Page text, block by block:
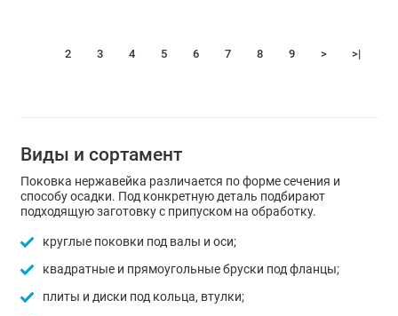
2 3 4 5 6 7 8 9 > >|
Виды и сортамент
Поковка нержавейка различается по форме сечения и
способу осадки. Под конкретную деталь подбирают
подходящую заготовку с припуском на обработку.
круглые поковки под валы и оси;
квадратные и прямоугольные бруски под фланцы;
плиты и диски под кольца, втулки;